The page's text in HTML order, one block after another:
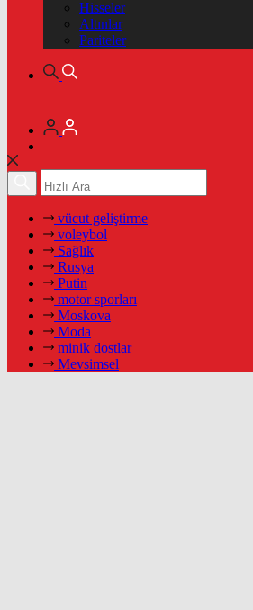
Hisseler
Altınlar
Pariteler
vücut geliştirme
voleybol
Sağlık
Rusya
Putin
motor sporları
Moskova
Moda
minik dostlar
Mevsimsel